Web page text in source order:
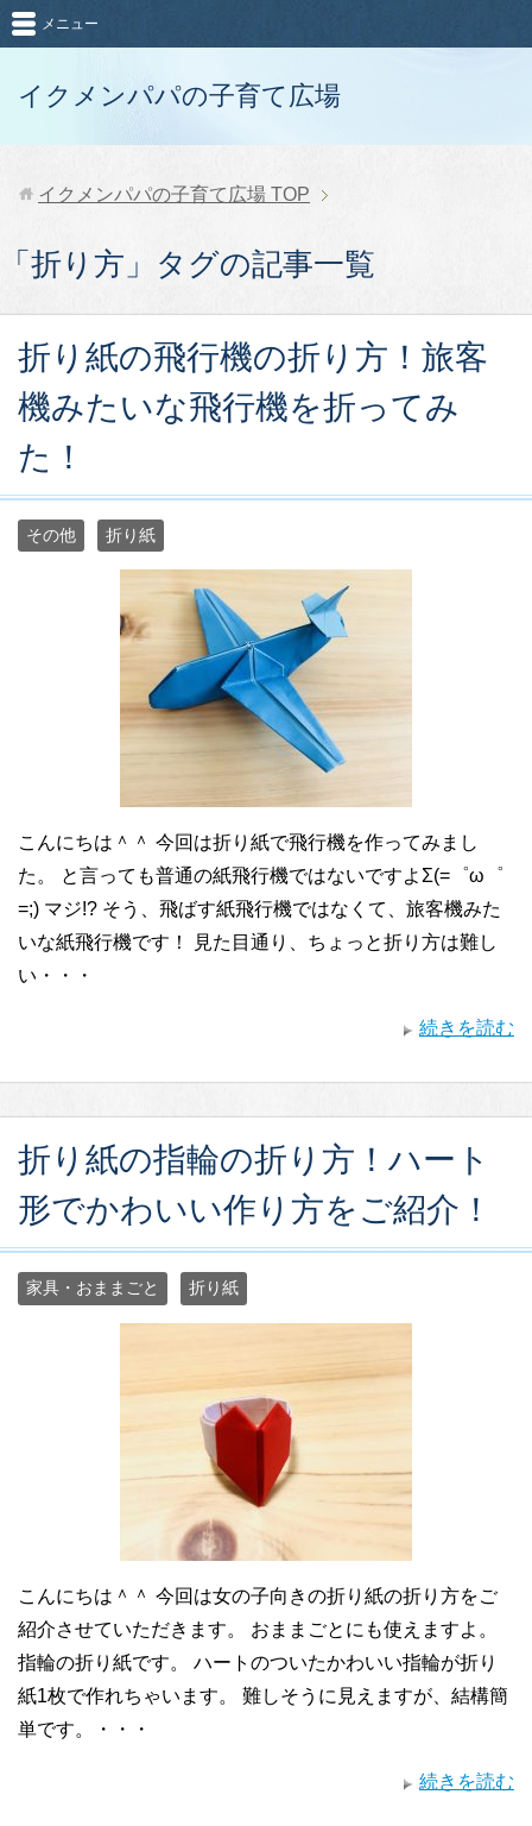
イクメンパパの子育て広場
メニュー
イクメンパパの子育て広場 TOP
「折り方」タグの記事一覧
折り紙の飛行機の折り方！旅客
機みたいな飛行機を折ってみ
た！
その他 折り紙
こんにちは＾＾ 今回は折り紙で飛行機を作ってみまし
た。 と言っても普通の紙飛行機ではないですよΣ(=゜ω゜
=;) マジ!? そう、飛ばす紙飛行機ではなくて、旅客機みた
いな紙飛行機です！ 見た目通り、ちょっと折り方は難し
い・・・
続きを読む
折り紙の指輪の折り方！ハート
形でかわいい作り方をご紹介！
家具・おままごと 折り紙
こんにちは＾＾ 今回は女の子向きの折り紙の折り方をご
紹介させていただきます。 おままごとにも使えますよ。
指輪の折り紙です。 ハートのついたかわいい指輪が折り
紙1枚で作れちゃいます。 難しそうに見えますが、結構簡
単です。・・・
続きを読む